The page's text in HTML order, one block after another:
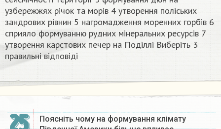
узбережжях річок та морів 4 утворення поліських
зандрових рівнин 5 нагромадження моренних горбів 6
сприяло формуванню рудних мінеральних ресурсів 7
утворення карстових печер на Поділлі Виберіть 3
правильні відповіді
Поясніть чому на формування клімату